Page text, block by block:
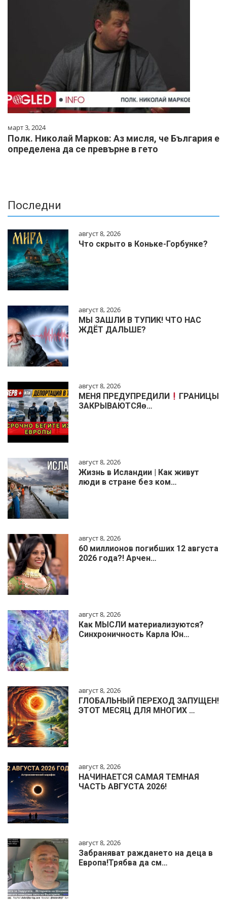
март 3, 2024
Полк. Николай Марков: Аз мисля, че България е
определена да се превърне в гето
Последни
август 8, 2026
Что скрыто в Коньке-Горбунке?
август 8, 2026
МЫ ЗАШЛИ В ТУПИК! ЧТО НАС
ЖДЁТ ДАЛЬШЕ?
август 8, 2026
МЕНЯ ПРЕДУПРЕДИЛИ
ГРАНИЦЫ
ЗАКРЫВАЮТСЯɵ…
август 8, 2026
Жизнь в Исландии | Как живут
люди в стране без ком…
август 8, 2026
60 миллионов погибших 12 августа
2026 года?! Арчен…
август 8, 2026
Как МЫСЛИ материализуются?
Синхроничность Карла Юн…
август 8, 2026
ГЛОБАЛЬНЫЙ ПЕРЕХОД ЗАПУЩЕН!
ЭТОТ МЕСЯЦ ДЛЯ МНОГИХ …
август 8, 2026
НАЧИНАЕТСЯ САМАЯ ТЕМНАЯ
ЧАСТЬ АВГУСТА 2026!
август 8, 2026
Забраняват раждането на деца в
Европа!Трябва да см…